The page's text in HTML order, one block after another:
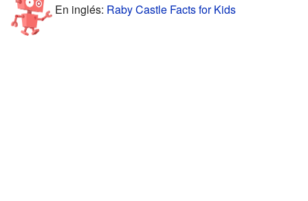
En inglés: Raby Castle Facts for Kids